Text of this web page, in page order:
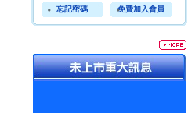
忘記密碼 免費加入會員